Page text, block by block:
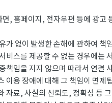
, 홈페이지, 전자우편 등에 광
없이 발생한 손해에 관하여 책
스를 제공할 수 없는 경우에는
임을 지지 않으며 따라서 연결
이용 장애에 대해 그 책임이 면제
자료, 사실의 신뢰도, 정확성 등